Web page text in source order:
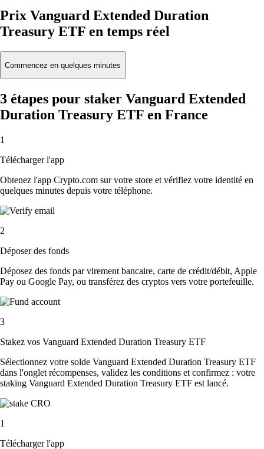
Prix Vanguard Extended Duration
Treasury ETF en temps réel
Commencez en quelques minutes
3 étapes pour staker Vanguard Extended
Duration Treasury ETF en France
1
Télécharger l'app
Obtenez l'app Crypto.com sur votre store et vérifiez votre identité en
quelques minutes depuis votre téléphone.
2
Déposer des fonds
Déposez des fonds par virement bancaire, carte de crédit/débit, Apple
Pay ou Google Pay, ou transférez des cryptos vers votre portefeuille.
3
Stakez vos Vanguard Extended Duration Treasury ETF
Sélectionnez votre solde Vanguard Extended Duration Treasury ETF
dans l'onglet récompenses, validez les conditions et confirmez : votre
staking Vanguard Extended Duration Treasury ETF est lancé.
1
Télécharger l'app